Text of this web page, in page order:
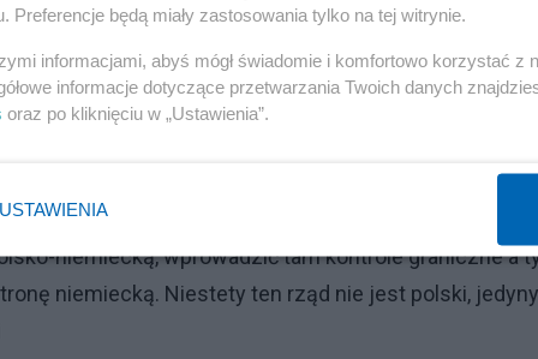
to zrobić chociażby sprawdzając ich historię
problematycznych ludzi, przestępców, nie
im się że przez Polskę do nich przeszli np.
przez Polskę przejść.
niemiecką, wprowadzić tam kontrole graniczne a
niemiecką. Niestety ten rząd nie jest polski,
Preferencje będą miały zastosowania tylko na tej witrynie.
informacjami, abyś mógł świadomie i komfortowo korzystać z
informacje dotyczące przetwarzania Twoich danych
oraz po kliknięciu w „Ustawienia”.
USTAWIENIA